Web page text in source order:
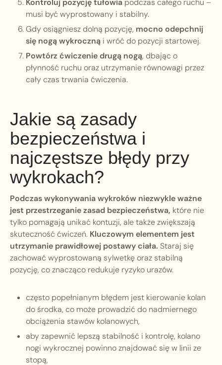
Kontroluj pozycję tułowia podczas całego ruchu –
musi być wyprostowany i stabilny.
Gdy osiągniesz dolną pozycję, mocno odepchnij
się nogą wykroczną i wróć do pozycji startowej.
Powtórz ćwiczenie drugą nogą, dbając o
płynność ruchu oraz utrzymanie równowagi przez
cały czas trwania ćwiczenia.
Jakie są zasady
bezpieczeństwa i
najczęstsze błędy przy
wykrokach?
Podczas wykonywania wykroków niezwykle ważne
jest przestrzeganie zasad bezpieczeństwa, które nie
tylko pomagają unikać kontuzji, ale także zwiększają
skuteczność ćwiczeń. Kluczowym elementem jest
utrzymanie prawidłowej postawy ciała. Staraj się
zachować wyprostowaną sylwetkę oraz stabilną
pozycję, co znacząco redukuje ryzyko urazów.
często popełnianym błędem jest kierowanie kolan
do środka, co może prowadzić do nadmiernego
obciążenia stawów kolanowych,
aby zapewnić lepszą stabilność i kontrolę, kolano
nogi wykrocznej powinno znajdować się w linii ze
stopą,